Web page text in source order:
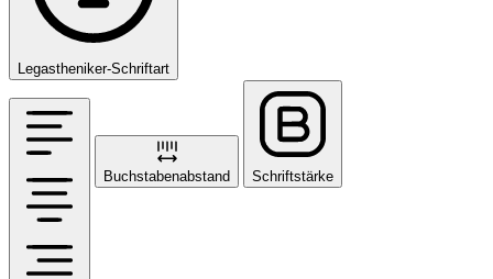
Legastheniker-Schriftart
Buchstabenabstand Schriftstärke